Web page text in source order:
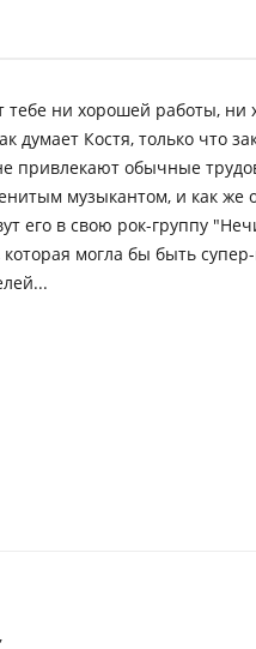
тебе ни хорошей работы, ни
думает Костя, только что
привлекают обычные
музыкантом, и как же
его в свою рок-группу
могла бы быть